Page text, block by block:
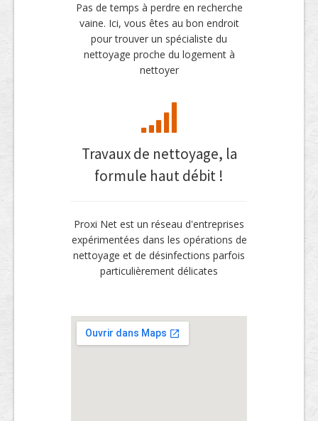
Pas de temps à perdre en recherche
vaine. Ici, vous êtes au bon endroit
pour trouver un spécialiste du
nettoyage proche du logement à
nettoyer
Travaux de nettoyage, la
formule haut débit !
Proxi Net est un réseau d'entreprises
expérimentées dans les opérations de
nettoyage et de désinfections parfois
particulièrement délicates